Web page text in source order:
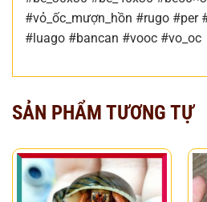
#vỏ_ốc_mượn_hồn #rugo #per
#luago #bancan #vooc #vo_oc
SẢN PHẨM TƯƠNG TỰ